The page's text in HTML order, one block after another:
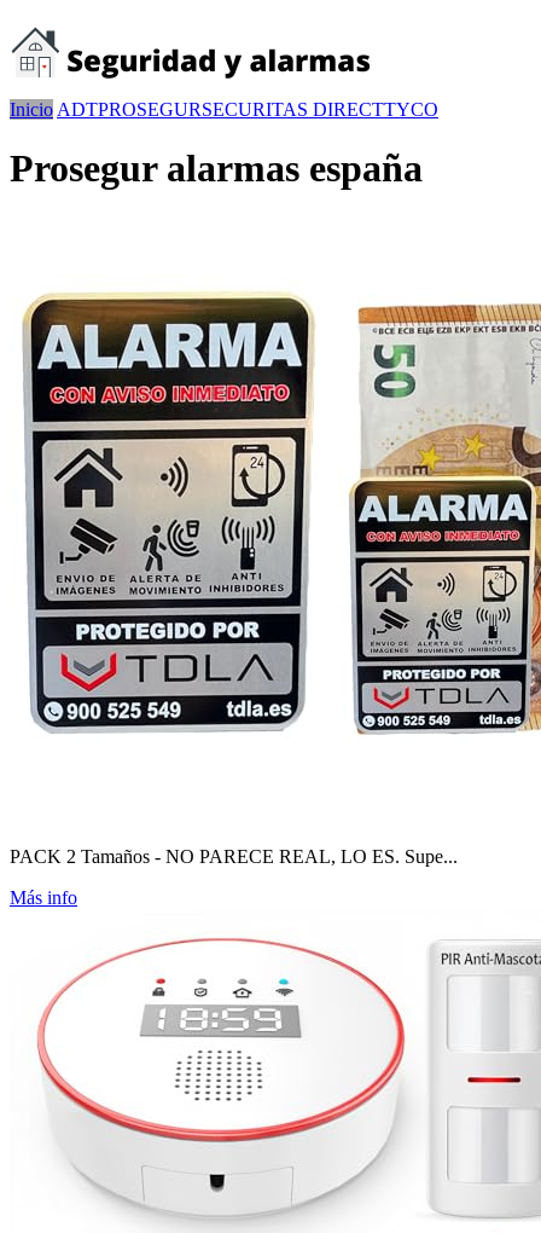
Inicio ADTPROSEGURSECURITAS DIRECTTYCO
Prosegur alarmas españa
PACK 2 Tamaños - NO PARECE REAL, LO ES. Supe...
Más info